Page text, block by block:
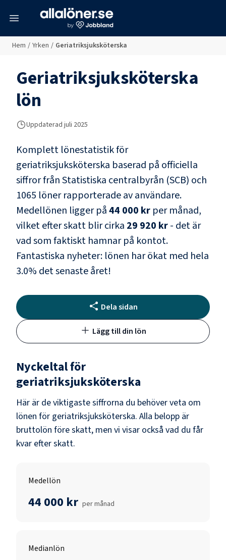
Hem / Yrken / Geriatriksjuksköterska
Geriatriksjuksköterska
lön
Uppdaterad juli 2025
Komplett lönestatistik för
geriatriksjuksköterska baserad på officiella
siffror från Statistiska centralbyrån (SCB) och
1065 löner rapporterade av användare.
Medellönen ligger på44 000 kr per månad,
vilket efter skatt blir cirka 29 920 kr- det är
vad som faktiskt hamnar på kontot.
Fantastiska nyheter: lönen har ökat med hela
3.0% det senaste året!
Dela sidan
Lägg till din lön
Nyckeltal för
geriatriksjuksköterska
Här är de viktigaste siffrorna du behöver veta om
lönen för geriatriksjuksköterska. Alla belopp är
bruttolön före skatt, men vi visar också vad du får
kvar efter skatt.
Medellön
44 000 kr per månad
Medianlön